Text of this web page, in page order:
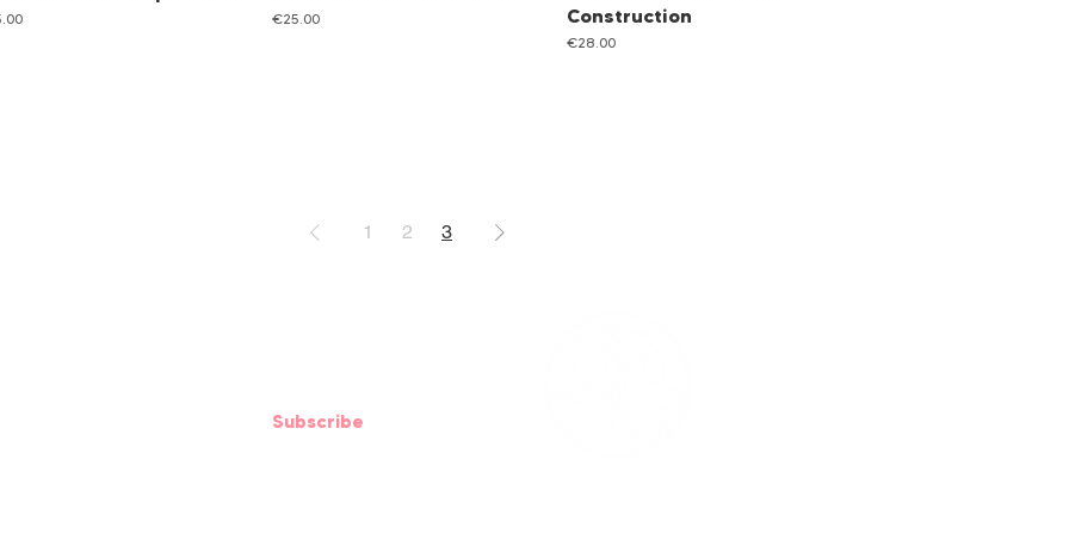
Price
€25.00
Construction
Price
€28.00
1 2 3
Subscribe